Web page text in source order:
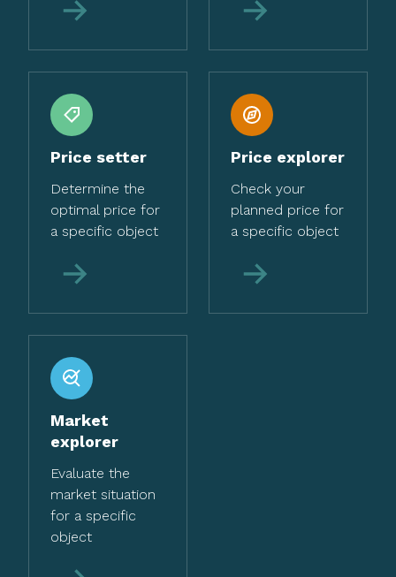
More More
Price setter
Determine the
optimal price for
a specific object
More
Price explorer
Check your
planned price for
a specific object
More
Market
explorer
Evaluate the
market situation
for a specific
object